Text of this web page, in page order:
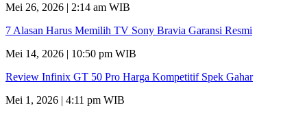
Mei 26, 2026 | 2:14 am WIB
7 Alasan Harus Memilih TV Sony Bravia Garansi Resmi
Mei 14, 2026 | 10:50 pm WIB
Review Infinix GT 50 Pro Harga Kompetitif Spek Gahar
Mei 1, 2026 | 4:11 pm WIB